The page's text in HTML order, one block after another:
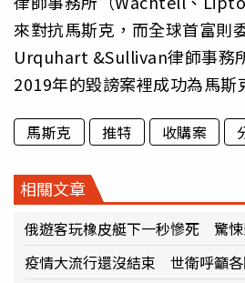
來對抗馬斯克，而全球首富則
Urquhart &Sullivan律師事務
2019年的毀謗案裡成功為馬斯
馬斯克 推特 收購案
相關文章
俄遊客玩橡皮艇下一秒慘死 驚
疫情大流行還沒結束 世衛呼籲